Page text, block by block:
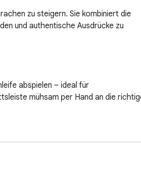
zu steigern. Sie kombiniert die
und authentische Ausdrücke zu
abspielen – ideal für
mühsam per Hand an die
Übersetzung zu erhalten –
Seite zu verlassen. Sie können Fragen